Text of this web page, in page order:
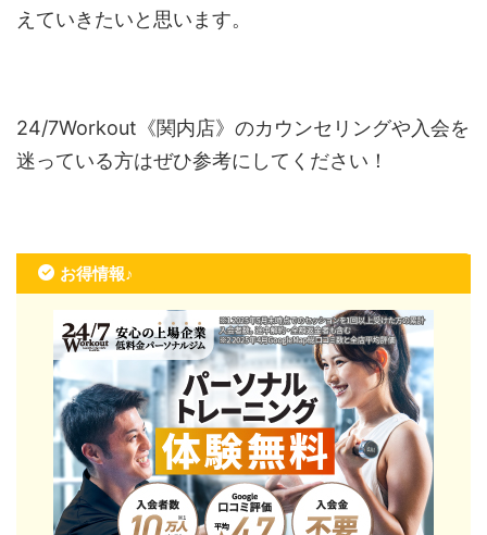
えていきたいと思います。
24/7Workout《関内店》のカウンセリングや入会を
迷っている方はぜひ参考にしてください！
お得情報♪